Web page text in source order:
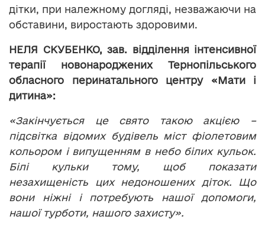
дітки, при належному догляді, незважаючи на
обставини, виростають здоровими.
НЕЛЯ СКУБЕНКО, зав. відділення інтенсивної
терапії новонароджених Тернопільського
обласного перинатального центру «Мати і
дитина»:
«Закінчується це свято такою акцією –
підсвітка відомих будівель міст фіолетовим
кольором і випущенням в небо білих кульок.
Білі кульки тому, щоб показати
незахищеність цих недоношених діток. Що
вони ніжні і потребують нашої допомоги,
нашої турботи, нашого захисту».